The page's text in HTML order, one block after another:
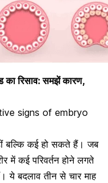
का रिसाव: समझें कारण,
signs of embryo
बल्कि कई हो सकते हैं। जब
में कई परिवर्तन होने लगते
ये बदलाव तीन से चार माह